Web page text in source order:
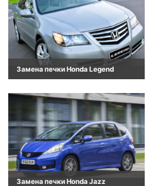
Замена печки Honda Legend
Замена печки Honda Jazz